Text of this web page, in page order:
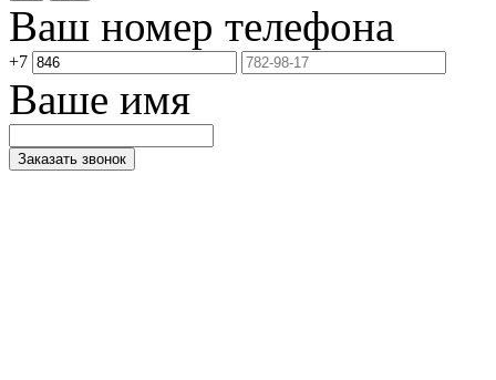
Ваш номер телефона
+7
Ваше имя